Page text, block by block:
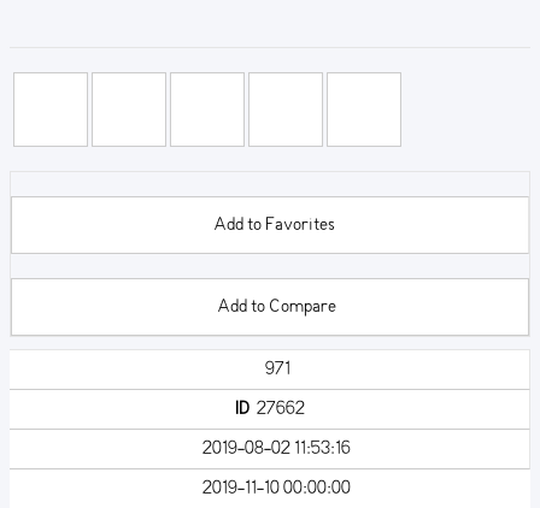
Add to Favorites
Add to Compare
971
ID27662
2019-08-02 11:53:16
2019-11-10 00:00:00